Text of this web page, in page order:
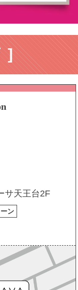
]
サ天王台2F
ン